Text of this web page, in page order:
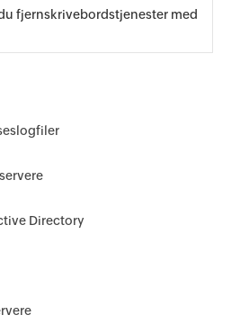
fjernskrivebordstjenester med
Directory